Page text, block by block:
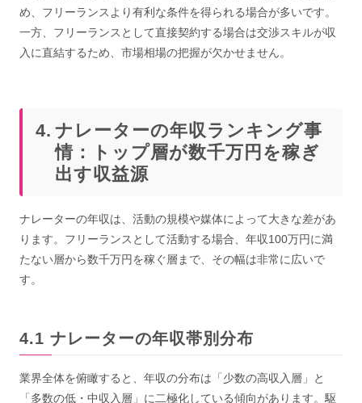
め、フリーランスより有利な条件を得られる場合が多いです。
一方、フリーランスとして直接契約する場合は交渉スキルが収
入に直結するため、市場相場の把握が欠かせません。
ナレーターの年収ランキング事
情：トップ層が数千万円を稼ぎ
出す収益源
ナレーターの年収は、活動の規模や媒体によって大きな差があ
ります。フリーランスとして活動する場合、年収100万円に満
たない層から数千万円を稼ぐ層まで、その幅は非常に広いで
す。
ナレーターの年収帯別分布
業界全体を俯瞰すると、年収の分布は「少数の高収入層」と
「多数の低・中収入層」に二極化している傾向があります。駆